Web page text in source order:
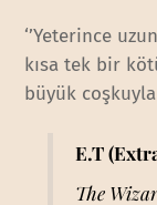
‘’Yeterince
kısa tek bir
büyük coşkuyla
E.T
The